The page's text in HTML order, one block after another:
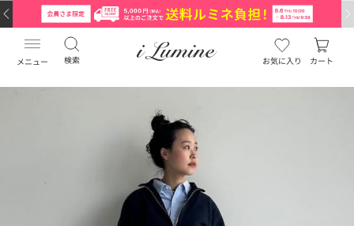
メニュー 検索 お気に入り カート